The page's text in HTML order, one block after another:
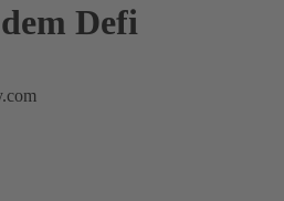
Defi